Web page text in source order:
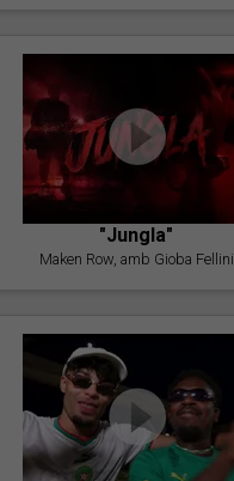
"Jungla"
Maken Row, amb Gioba Fellini